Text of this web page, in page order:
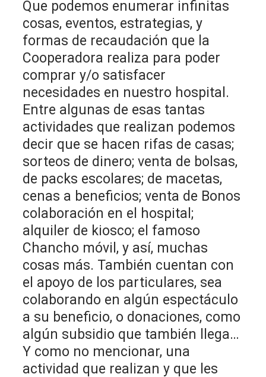
Que podemos enumerar infinitas
cosas, eventos, estrategias, y
formas de recaudación que la
Cooperadora realiza para poder
comprar y/o satisfacer
necesidades en nuestro hospital.
Entre algunas de esas tantas
actividades que realizan podemos
decir que se hacen rifas de casas;
sorteos de dinero; venta de bolsas,
de packs escolares; de macetas,
cenas a beneficios; venta de Bonos
colaboración en el hospital;
alquiler de kiosco; el famoso
Chancho móvil, y así, muchas
cosas más. También cuentan con
el apoyo de los particulares, sea
colaborando en algún espectáculo
a su beneficio, o donaciones, como
algún subsidio que también llega…
Y como no mencionar, una
actividad que realizan y que les